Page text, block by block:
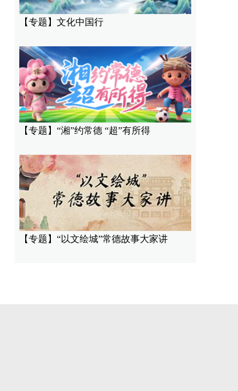
【专题】文化中国行
【专题】“湘”约常德 “超”有所得
【专题】“以文绘城”常德故事大家讲